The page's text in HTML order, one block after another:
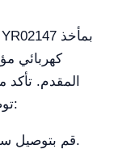
كهربائي
المقدم.
توصيله. اتبع الخطوات التالية لتشغيل الجهاز:
قم بتوصيل سلك الطاقة بالمولد ثم بمأخذ الحائط.